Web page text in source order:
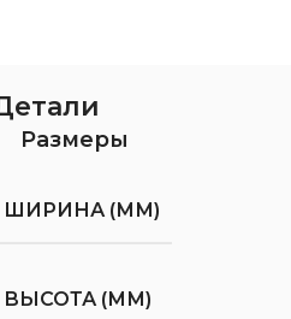
Размеры
ШИРИНА (ММ)
ВЫСОТА (ММ)